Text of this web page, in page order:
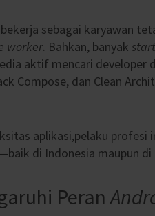
sebagai karyawan
worker. Bahkan, banyak
aktif mencari developer
Compose, dan Clean
aplikasi,pelaku profesi
di Indonesia maupun di
Peran